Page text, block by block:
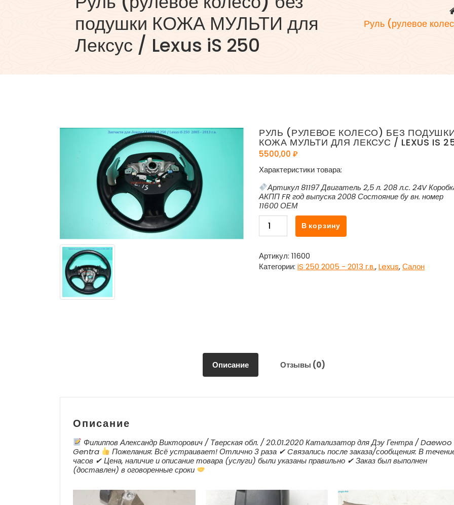
подушки КОЖА МУЛЬТИ для
Лексус / Lexus iS 250
Руль (рулевое
РУЛЬ (РУЛЕВОЕ КОЛЕСО) БЕЗ
КОЖА МУЛЬТИ ДЛЯ ЛЕКСУС / LEXUS IS
5500,00 ₽
Характеристики товара:
Артикул 81197 Двигатель 2,5 л. 208 л.с. 24V
АКПП FR год выпуска 2008 Состояние бу вн. номер
11600 ОЕМ
Количество
товара
(рулевое
колесо)
В корзину
Артикул: 11600
Категории: iS 250 2005 - 2013 г.в.,Lexus,Салон
Описание Отзывы (0)
Описание
Филиппов Александр Викторович / Тверская обл. / 20.01.2020 Катализатор для Дэу Гентра / Daewoo
Gentra
Пожелания: Всё устраивает! Отлично 3 раза ✔ Cвязались после заказа/сообщения: В
часов ✔ Цена, наличие и описание товара (услуги) были указаны правильно ✔ Заказ был выполнен
(доставлен) в оговоренные сроки